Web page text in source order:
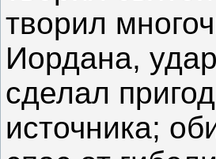
творил
Иордана,
сделал
источника;